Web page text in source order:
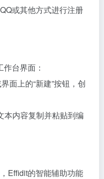
或其他方式进行注册
台界面：
面上的“新建”按钮，创
本内容复制并粘贴到编
Effidit的智能辅助功能